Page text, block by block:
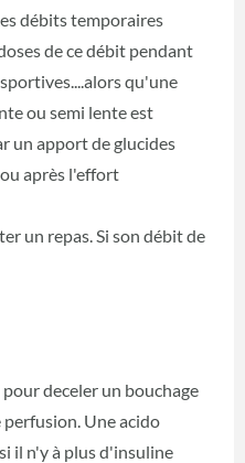
débits temporaires
de ce débit pendant
qu'une
ou semi lente est
un apport de glucides
après l'effort
un repas. Si son débit de
deceler un bouchage
Une acido
il n'y à plus d'insuline